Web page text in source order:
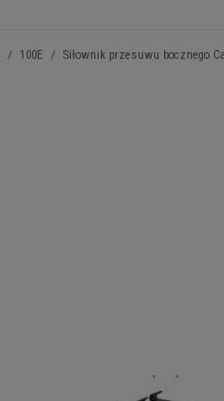
/ 100E / Siłownik przesuwu bocznego